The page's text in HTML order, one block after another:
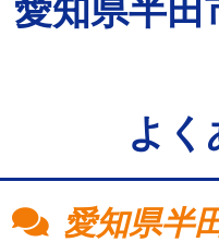
愛知県半田
よく
愛知県半